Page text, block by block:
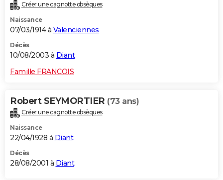
Créer une cagnotte obsèques
Naissance
07/03/1914 à Valenciennes
Décès
10/08/2003 à Diant
Famille FRANCOIS
Robert SEYMORTIER (73 ans)
Créer une cagnotte obsèques
Naissance
22/04/1928 à Diant
Décès
28/08/2001 à Diant